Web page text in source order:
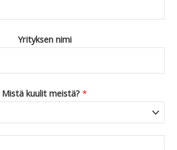
Yrityksen nimi
Mistä kuulit meistä? *